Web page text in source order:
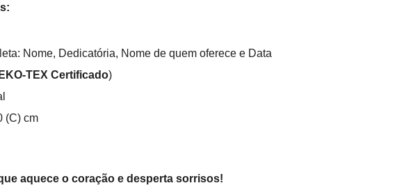
Nome, Dedicatória, Nome de quem oferece e Data
TEX Certificado)
(C) cm
aquece o coração e desperta sorrisos!